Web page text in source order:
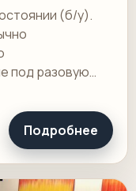
(б/у).
под разовую
Подробнее